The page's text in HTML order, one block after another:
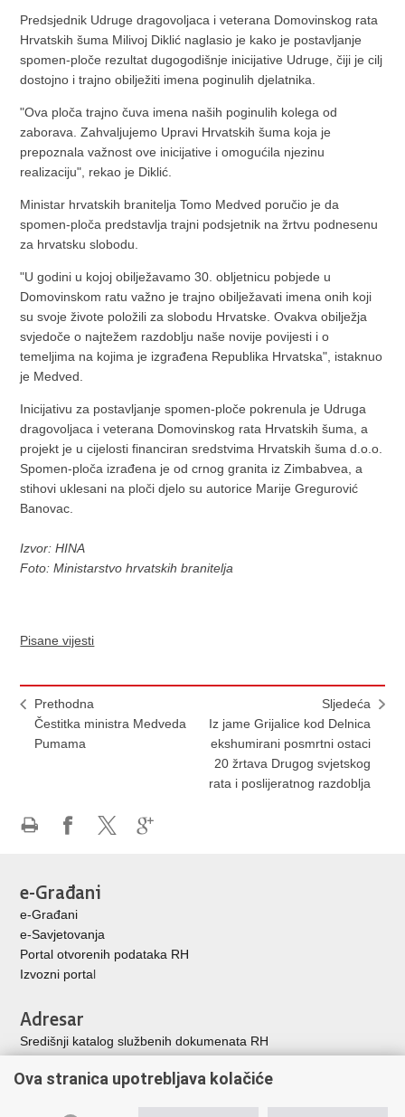
Predsjednik Udruge dragovoljaca i veterana Domovinskog rata
Hrvatskih šuma Milivoj Diklić naglasio je kako je postavljanje
spomen-ploče rezultat dugogodišnje inicijative Udruge, čiji je cilj
dostojno i trajno obilježiti imena poginulih djelatnika.
"Ova ploča trajno čuva imena naših poginulih kolega od
zaborava. Zahvaljujemo Upravi Hrvatskih šuma koja je
prepoznala važnost ove inicijative i omogućila njezinu
realizaciju", rekao je Diklić.
Ministar hrvatskih branitelja Tomo Medved poručio je da
spomen-ploča predstavlja trajni podsjetnik na žrtvu podnesenu
za hrvatsku slobodu.
"U godini u kojoj obilježavamo 30. obljetnicu pobjede u
Domovinskom ratu važno je trajno obilježavati imena onih koji
su svoje živote položili za slobodu Hrvatske. Ovakva obilježja
svjedoče o najtežem razdoblju naše novije povijesti i o
temeljima na kojima je izgrađena Republika Hrvatska", istaknuo
je Medved.
Inicijativu za postavljanje spomen-ploče pokrenula je Udruga
dragovoljaca i veterana Domovinskog rata Hrvatskih šuma, a
projekt je u cijelosti financiran sredstvima Hrvatskih šuma d.o.o.
Spomen-ploča izrađena je od crnog granita iz Zimbabvea, a
stihovi uklesani na ploči djelo su autorice Marije Gregurović
Banovac.
Izvor: HINA
Foto: Ministarstvo hrvatskih branitelja
Pisane vijesti
Prethodna
Čestitka ministra Medveda
Pumama
Sljedeća
Iz jame Grijalice kod Delnica
ekshumirani posmrtni ostaci
20 žrtava Drugog svjetskog
rata i poslijeratnog razdoblja
Facebooku
X-
e-Građani
e-Građani
e-Savjetovanja
Portal otvorenih podataka RH
Izvozni portal
Adresar
Središnji katalog službenih dokumenata RH
Adresar političkih stranaka u RH
Ova stranica upotrebljava kolačiće